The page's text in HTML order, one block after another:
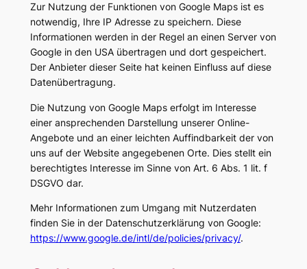
Zur Nutzung der Funktionen von Google Maps ist es
notwendig, Ihre IP Adresse zu speichern. Diese
Informationen werden in der Regel an einen Server von
Google in den USA übertragen und dort gespeichert.
Der Anbieter dieser Seite hat keinen Einfluss auf diese
Datenübertragung.
Die Nutzung von Google Maps erfolgt im Interesse
einer ansprechenden Darstellung unserer Online-
Angebote und an einer leichten Auffindbarkeit der von
uns auf der Website angegebenen Orte. Dies stellt ein
berechtigtes Interesse im Sinne von Art. 6 Abs. 1 lit. f
DSGVO dar.
Mehr Informationen zum Umgang mit Nutzerdaten
finden Sie in der Datenschutzerklärung von Google:
https://www.google.de/intl/de/policies/privacy/.